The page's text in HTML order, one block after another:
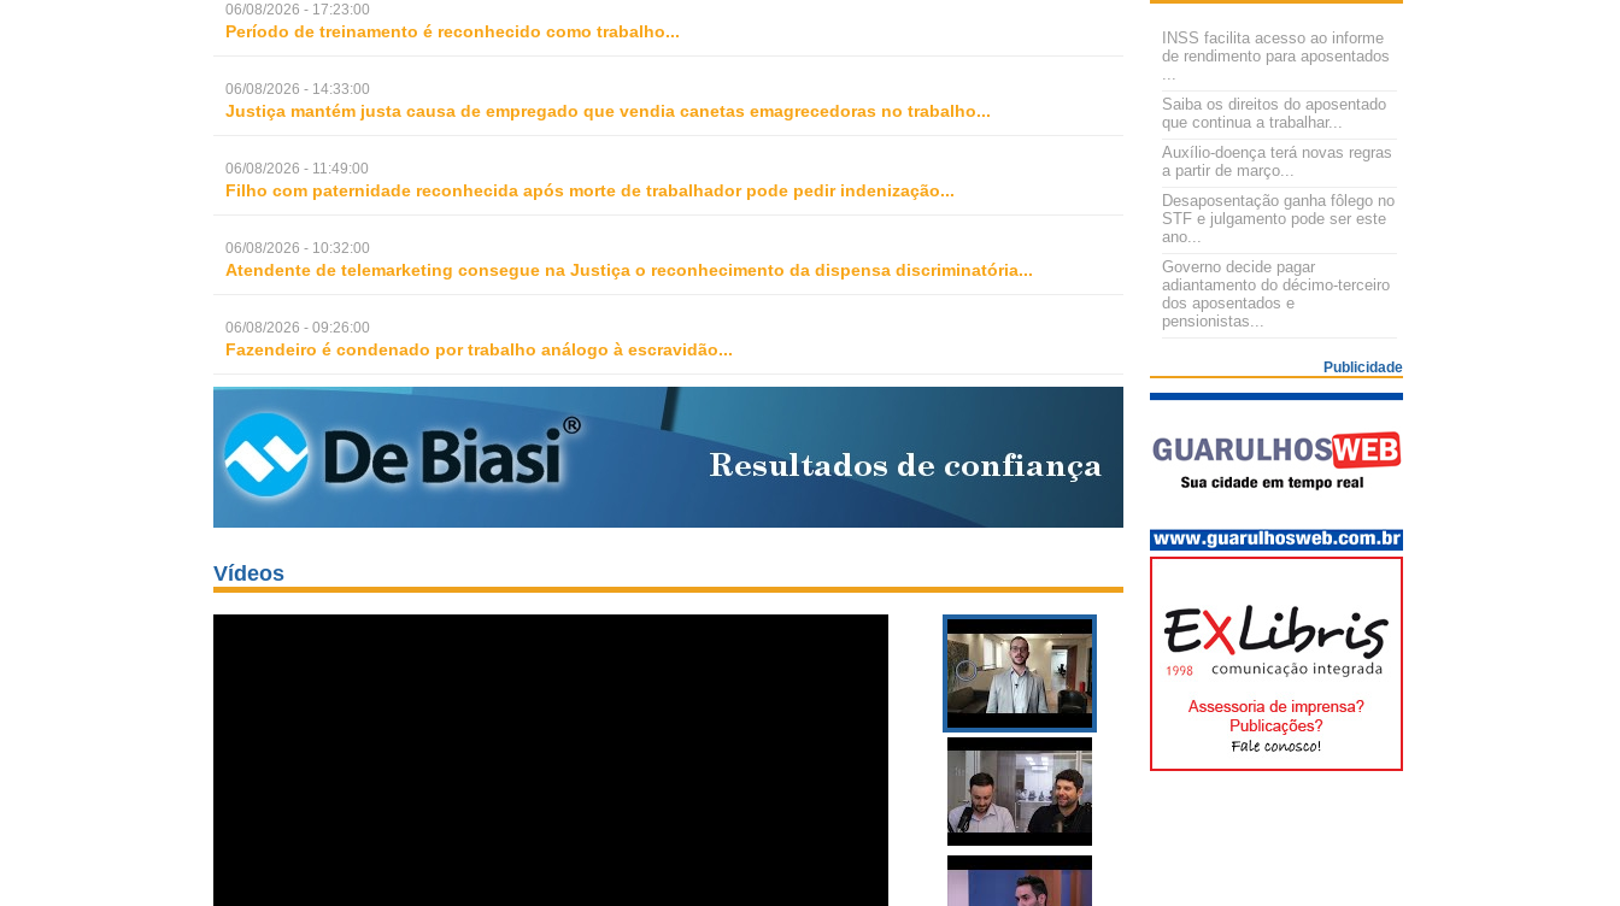
06/08/2026 - 17:23:00
Período de treinamento é reconhecido como trabalho...
06/08/2026 - 14:33:00
Justiça mantém justa causa de empregado que vendia canetas emagrecedoras no trabalho...
06/08/2026 - 11:49:00
Filho com paternidade reconhecida após morte de trabalhador pode pedir indenização...
06/08/2026 - 10:32:00
Atendente de telemarketing consegue na Justiça o reconhecimento da dispensa discriminatória...
06/08/2026 - 09:26:00
Fazendeiro é condenado por trabalho análogo à escravidão...
Vídeos
INSS facilita acesso ao informe
de rendimento para aposentados
...
Saiba os direitos do aposentado
que continua a trabalhar...
Auxílio-doença terá novas regras
a partir de março...
Desaposentação ganha fôlego no
STF e julgamento pode ser este
ano...
Governo decide pagar
adiantamento do décimo-terceiro
dos aposentados e
pensionistas...
Publicidade